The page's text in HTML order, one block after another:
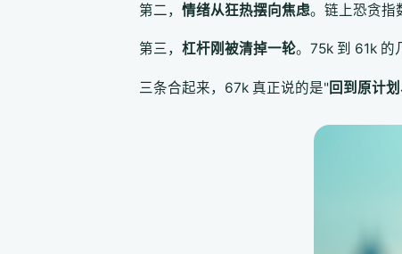
第二， 情绪从狂热摆向焦虑。链上恐贪指
第三， 杠杆刚被清掉一轮。75k 到 61k 的
三条合起来，67k 真正说的是"回到原计